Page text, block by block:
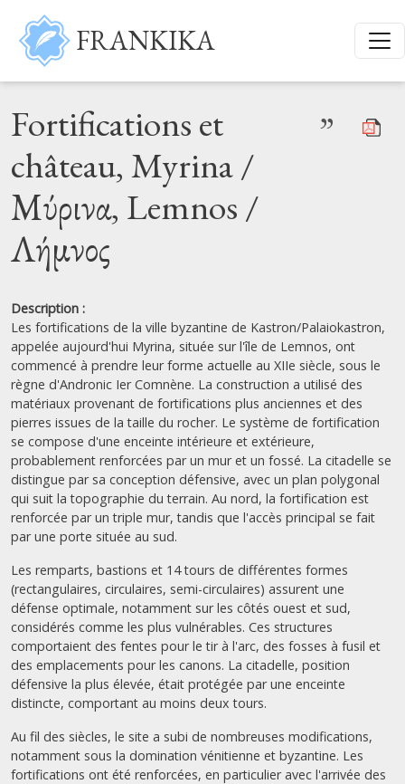
Aller au contenu principal
FRANKIKA
Fortifications et
château, Myrina /
Μύρινα, Lemnos /
Λήμνος
”
Description :
Les fortifications de la ville byzantine de Kastron/Palaiokastron,
appelée aujourd'hui Myrina, située sur l'île de Lemnos, ont
commencé à prendre leur forme actuelle au XIIe siècle, sous le
règne d'Andronic Ier Comnène. La construction a utilisé des
matériaux provenant de fortifications plus anciennes et des
pierres issues de la taille du rocher. Le système de fortification
se compose d'une enceinte intérieure et extérieure,
probablement renforcées par un mur et un fossé. La citadelle se
distingue par sa conception défensive, avec un plan polygonal
qui suit la topographie du terrain. Au nord, la fortification est
renforcée par un triple mur, tandis que l'accès principal se fait
par une porte située au sud.
Les remparts, bastions et 14 tours de différentes formes
(rectangulaires, circulaires, semi-circulaires) assurent une
défense optimale, notamment sur les côtés ouest et sud,
considérés comme les plus vulnérables. Ces structures
comportaient des fentes pour le tir à l'arc, des fosses à fusil et
des emplacements pour les canons. La citadelle, position
défensive la plus élevée, était protégée par une enceinte
distincte, comportant au moins deux tours.
Au fil des siècles, le site a subi de nombreuses modifications,
notamment sous la domination vénitienne et byzantine. Les
fortifications ont été renforcées, en particulier avec l'arrivée des